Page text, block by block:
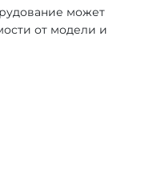
может
от модели и